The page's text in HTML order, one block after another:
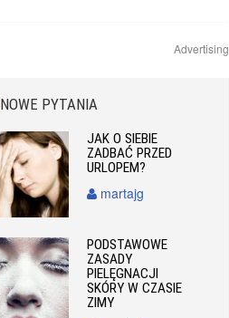
Advertising
NOWE PYTANIA
JAK O SIEBIE
ZADBAĆ PRZED
URLOPEM?
martajg
PODSTAWOWE
ZASADY
PIELĘGNACJI
SKÓRY W CZASIE
ZIMY